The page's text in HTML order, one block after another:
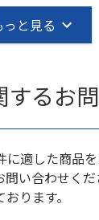
っと見る
するお
に適した商品
い合わせくだ
ります。